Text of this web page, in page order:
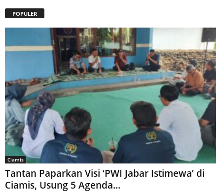
POPULER
Ciamis
Tantan Paparkan Visi ‘PWI Jabar Istimewa’ di
Ciamis, Usung 5 Agenda...